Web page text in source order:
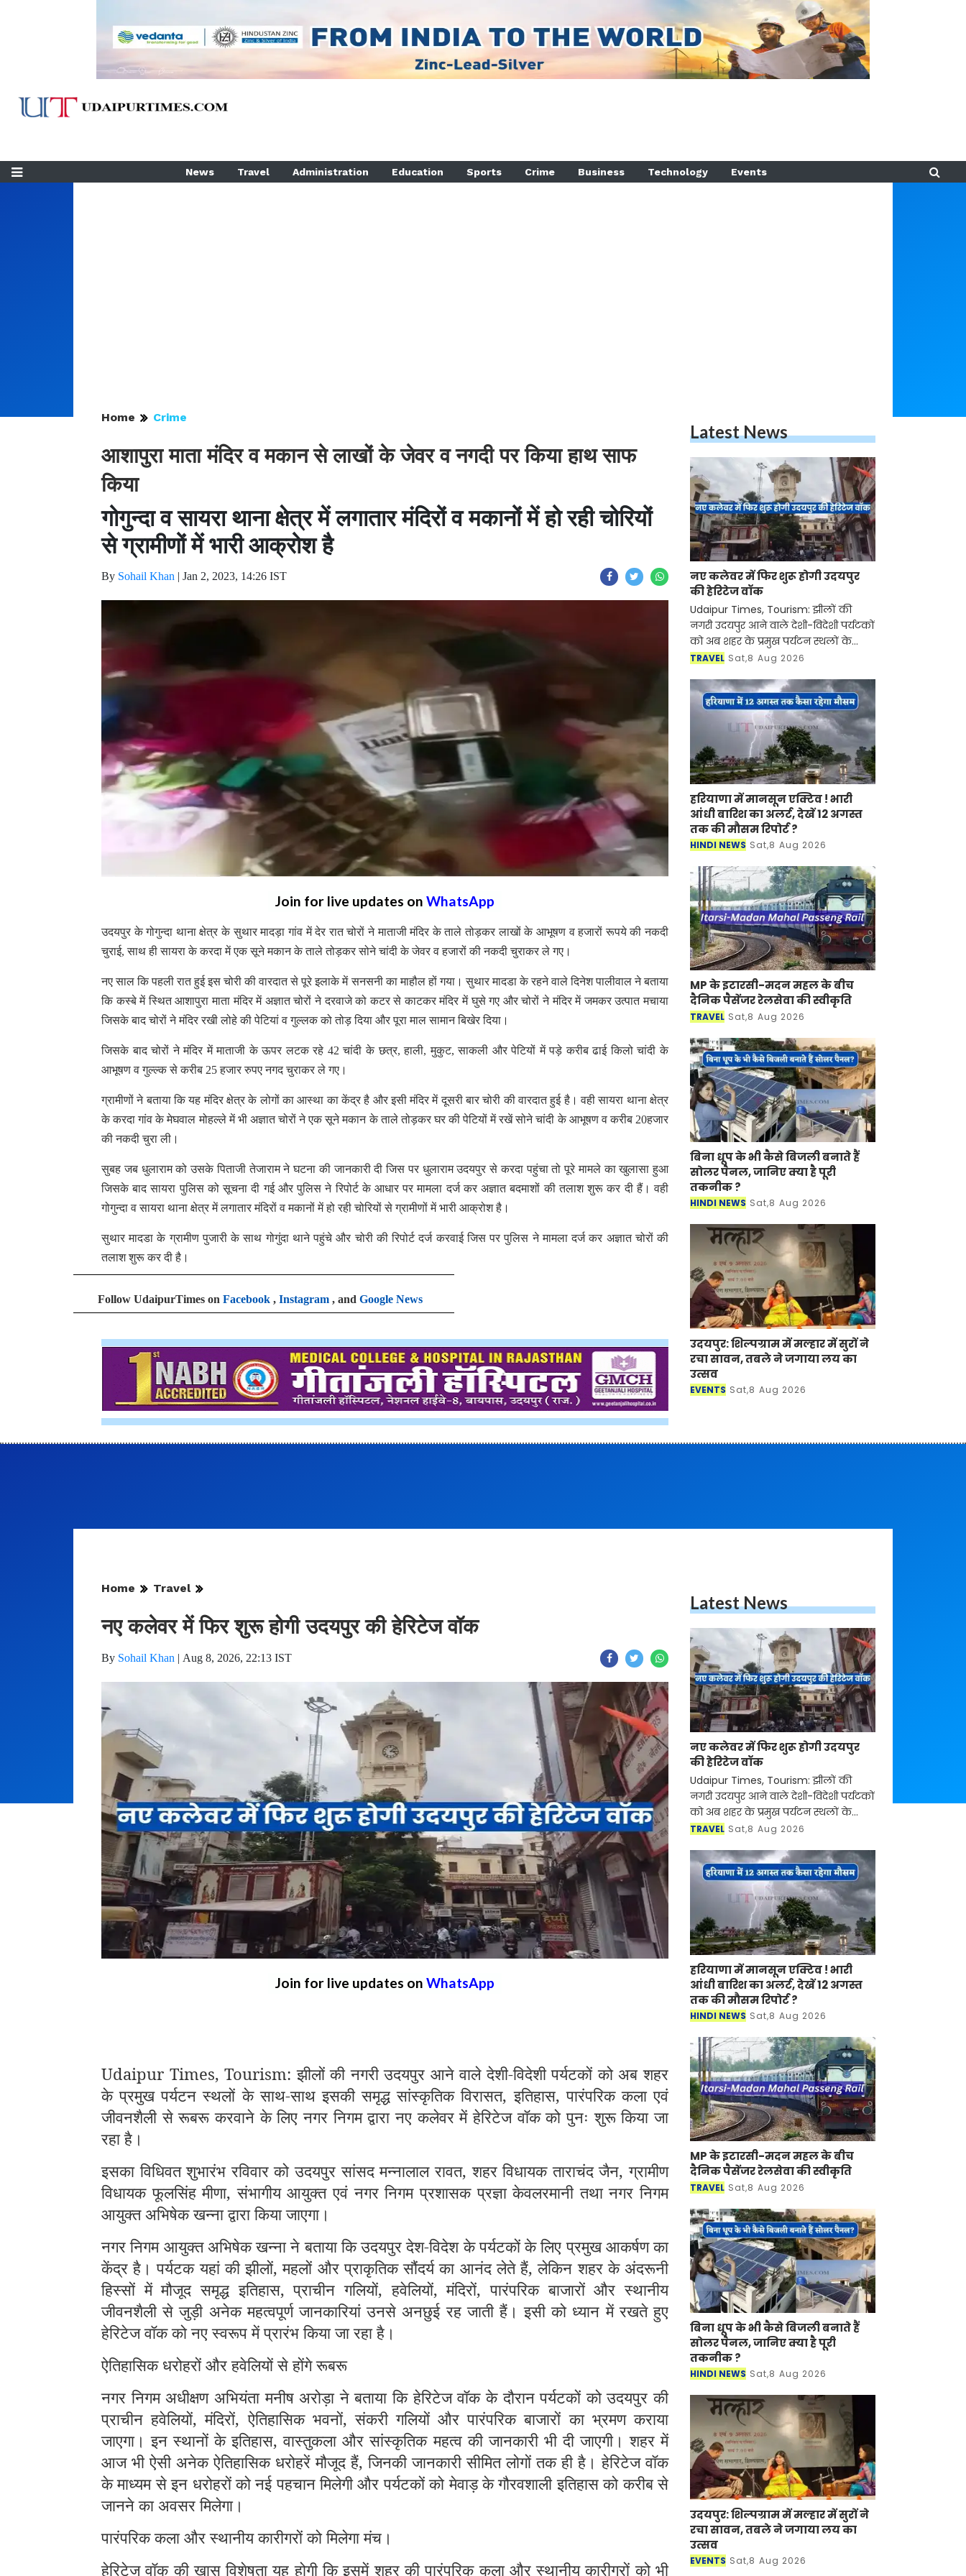
News Travel Administration Education Sports Crime Business Technology Events
Home Crime
आशापुरा माता मंदिर व मकान से लाखों के जेवर व नगदी पर किया हाथ साफ
किया
गोगुन्दा व सायरा थाना क्षेत्र में लगातार मंदिरों व मकानों में हो रही चोरियों
से ग्रामीणों में भारी आक्रोश है
By Sohail Khan | Jan 2, 2023, 14:26 IST
Join for live updates on WhatsApp
उदयपुर के गोगुन्दा थाना क्षेत्र के सुथार मादड़ा गांव में देर रात चोरों ने माताजी मंदिर के ताले तोड़कर लाखों के आभूषण व हजारों रूपये की नकदी
चुराई, साथ ही सायरा के करदा में एक सूने मकान के ताले तोड़कर सोने चांदी के जेवर व हजारों की नकदी चुराकर ले गए।
नए साल कि पहली रात हुई इस चोरी की वारदात से पूरे इलाके में सनसनी का माहौल हों गया। सुथार मादडा के रहने वाले दिनेश पालीवाल ने बताया
कि कस्बे में स्थित आशापुरा माता मंदिर में अज्ञात चोरों ने दरवाजे को कटर से काटकर मंदिर में घुसे गए और चोरों ने मंदिर में जमकर उत्पात मचाया
जिसके बाद चोरों ने मंदिर रखी लोहे की पेटियां व गुल्लक को तोड़ दिया और पूरा माल सामान बिखेर दिया।
जिसके बाद चोरों ने मंदिर में माताजी के ऊपर लटक रहे 42 चांदी के छत्र, हाली, मुकुट, साकली और पेटियों में पड़े करीब ढाई किलो चांदी के
आभूषण व गुल्ल्क से करीब 25 हजार रुपए नगद चुराकर ले गए।
ग्रामीणों ने बताया कि यह मंदिर क्षेत्र के लोगों का आस्था का केंद्र है और इसी मंदिर में दूसरी बार चोरी की वारदात हुई है। वही सायरा थाना क्षेत्र
के करदा गांव के मेघवाल मोहल्ले में भी अज्ञात चोरों ने एक सूने मकान के ताले तोड़कर घर की पेटियों में रखें सोने चांदी के आभूषण व करीब 20हजार
की नकदी चुरा ली।
सुबह जब धुलाराम को उसके पिताजी तेजाराम ने घटना की जानकारी दी जिस पर धुलाराम उदयपुर से करदा पहुंचा तो पूरे मामले का खुलासा हुआ
जिसके बाद सायरा पुलिस को सूचना दी गई और पुलिस ने रिपोर्ट के आधार पर मामला दर्ज कर अज्ञात बदमाशों की तलाश शुरू कर दी हैं। वही
गोगुन्दा व सायरा थाना क्षेत्र में लगातार मंदिरों व मकानों में हो रही चोरियों से ग्रामीणों में भारी आक्रोश है।
सुथार मादडा के ग्रामीण पुजारी के साथ गोगुंदा थाने पहुंचे और चोरी की रिपोर्ट दर्ज करवाई जिस पर पुलिस ने मामला दर्ज कर अज्ञात चोरों की
तलाश शुरू कर दी है।
Follow UdaipurTimes on Facebook , Instagram , and Google News
Latest News
नए कलेवर में फिर शुरू होगी उदयपुर
की हेरिटेज वॉक
Udaipur Times, Tourism: झीलों की
नगरी उदयपुर आने वाले देशी-विदेशी पर्यटकों
को अब शहर के प्रमुख पर्यटन स्थलों के
साथ-साथ इसकी समृद्ध सांस्कृतिक विरासत,
रूबरू करवान
TRAVEL Sat,8 Aug 2026
हरियाणा में मानसून एक्टिव ! भारी
आंधी बारिश का अलर्ट, देखें 12 अगस्त
तक की मौसम रिपोर्ट ?
HINDI NEWS Sat,8 Aug 2026
MP के इटारसी-मदन महल के बीच
दैनिक पैसेंजर रेलसेवा की स्वीकृति
TRAVEL Sat,8 Aug 2026
बिना धूप के भी कैसे बिजली बनाते हैं
सोलर पैनल, जानिए क्या है पूरी
तकनीक ?
HINDI NEWS Sat,8 Aug 2026
उदयपुर: शिल्पग्राम में मल्हार में सुरों ने
रचा सावन, तबले ने जगाया लय का
उत्सव
EVENTS Sat,8 Aug 2026
Home Travel
नए कलेवर में फिर शुरू होगी उदयपुर की हेरिटेज वॉक
By Sohail Khan | Aug 8, 2026, 22:13 IST
Join for live updates on WhatsApp
Udaipur Times, Tourism: झीलों की नगरी उदयपुर आने वाले देशी-विदेशी पर्यटकों को अब शहर
के प्रमुख पर्यटन स्थलों के साथ-साथ इसकी समृद्ध सांस्कृतिक विरासत, इतिहास, पारंपरिक कला एवं
जीवनशैली से रूबरू करवाने के लिए नगर निगम द्वारा नए कलेवर में हेरिटेज वॉक को पुनः शुरू किया जा
रहा है।
इसका विधिवत शुभारंभ रविवार को उदयपुर सांसद मन्नालाल रावत, शहर विधायक ताराचंद जैन, ग्रामीण
विधायक फूलसिंह मीणा, संभागीय आयुक्त एवं नगर निगम प्रशासक प्रज्ञा केवलरमानी तथा नगर निगम
आयुक्त अभिषेक खन्ना द्वारा किया जाएगा।
नगर निगम आयुक्त अभिषेक खन्ना ने बताया कि उदयपुर देश-विदेश के पर्यटकों के लिए प्रमुख आकर्षण का
केंद्र है। पर्यटक यहां की झीलों, महलों और प्राकृतिक सौंदर्य का आनंद लेते हैं, लेकिन शहर के अंदरूनी
हिस्सों में मौजूद समृद्ध इतिहास, प्राचीन गलियों, हवेलियों, मंदिरों, पारंपरिक बाजारों और स्थानीय
जीवनशैली से जुड़ी अनेक महत्वपूर्ण जानकारियां उनसे अनछुई रह जाती हैं। इसी को ध्यान में रखते हुए
हेरिटेज वॉक को नए स्वरूप में प्रारंभ किया जा रहा है।
ऐतिहासिक धरोहरों और हवेलियों से होंगे रूबरू
नगर निगम अधीक्षण अभियंता मनीष अरोड़ा ने बताया कि हेरिटेज वॉक के दौरान पर्यटकों को उदयपुर की
प्राचीन हवेलियों, मंदिरों, ऐतिहासिक भवनों, संकरी गलियों और पारंपरिक बाजारों का भ्रमण कराया
जाएगा। इन स्थानों के इतिहास, वास्तुकला और सांस्कृतिक महत्व की जानकारी भी दी जाएगी। शहर में
आज भी ऐसी अनेक ऐतिहासिक धरोहरें मौजूद हैं, जिनकी जानकारी सीमित लोगों तक ही है। हेरिटेज वॉक
के माध्यम से इन धरोहरों को नई पहचान मिलेगी और पर्यटकों को मेवाड़ के गौरवशाली इतिहास को करीब से
जानने का अवसर मिलेगा।
पारंपरिक कला और स्थानीय कारीगरों को मिलेगा मंच।
हेरिटेज वॉक की खास विशेषता यह होगी कि इसमें शहर की पारंपरिक कला और स्थानीय कारीगरों को भी
Latest News
नए कलेवर में फिर शुरू होगी उदयपुर
की हेरिटेज वॉक
Udaipur Times, Tourism: झीलों की
नगरी उदयपुर आने वाले देशी-विदेशी पर्यटकों
को अब शहर के प्रमुख पर्यटन स्थलों के
साथ-साथ इसकी समृद्ध सांस्कृतिक विरासत,
रूबरू करवान
TRAVEL Sat,8 Aug 2026
हरियाणा में मानसून एक्टिव ! भारी
आंधी बारिश का अलर्ट, देखें 12 अगस्त
तक की मौसम रिपोर्ट ?
HINDI NEWS Sat,8 Aug 2026
MP के इटारसी-मदन महल के बीच
दैनिक पैसेंजर रेलसेवा की स्वीकृति
TRAVEL Sat,8 Aug 2026
बिना धूप के भी कैसे बिजली बनाते हैं
सोलर पैनल, जानिए क्या है पूरी
तकनीक ?
HINDI NEWS Sat,8 Aug 2026
उदयपुर: शिल्पग्राम में मल्हार में सुरों ने
रचा सावन, तबले ने जगाया लय का
उत्सव
EVENTS Sat,8 Aug 2026